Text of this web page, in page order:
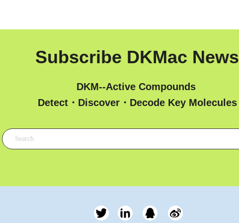
Subscribe DKMac News
DKM--Active Compounds
Detect・Discover・Decode Key Molecules